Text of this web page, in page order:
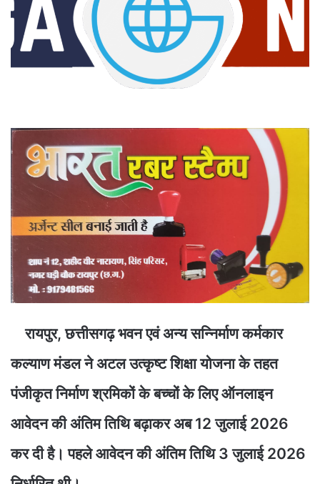
रायपुर, छत्तीसगढ़ भवन एवं अन्य सन्निर्माण कर्मकार
कल्याण मंडल ने अटल उत्कृष्ट शिक्षा योजना के तहत
पंजीकृत निर्माण श्रमिकों के बच्चों के लिए ऑनलाइन
आवेदन की अंतिम तिथि बढ़ाकर अब 12 जुलाई 2026
कर दी है। पहले आवेदन की अंतिम तिथि 3 जुलाई 2026